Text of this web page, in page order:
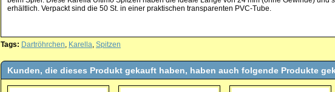
erhältlich. Verpackt sind die 50 St. in einer praktischen transparenten PVC-Tube.
Tags: Dartröhrchen, Karella, Spitzen
Kunden, die dieses Produkt gekauft haben, haben auch folgende Produkte